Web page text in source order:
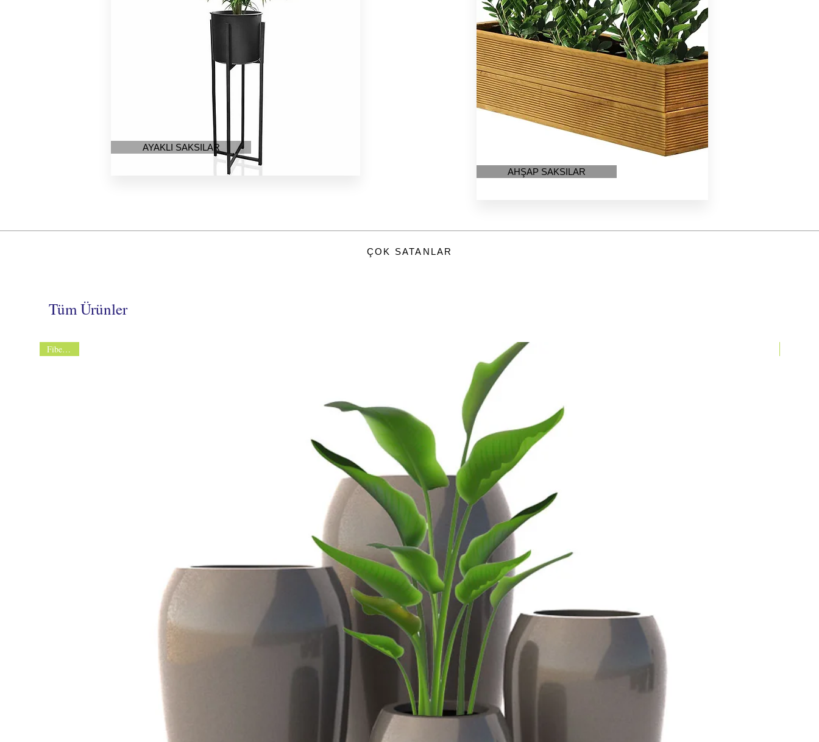
AHŞAP SAKSILAR
AYAKLI SAKSILAR
ÇOK SATANLAR
Tüm Ürünler
Fiberglass